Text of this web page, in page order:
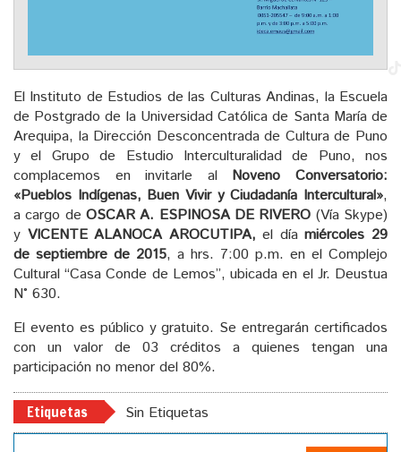
El Instituto de Estudios de las Culturas Andinas, la Escuela
de Postgrado de la Universidad Católica de Santa María de
Arequipa, la Dirección Desconcentrada de Cultura de Puno
y el Grupo de Estudio Interculturalidad de Puno, nos
complacemos en invitarle al Noveno Conversatorio:
«Pueblos Indígenas, Buen Vivir y Ciudadanía Intercultural»,
a cargo de OSCAR A. ESPINOSA DE RIVERO (Vía Skype)
y VICENTE ALANOCA AROCUTIPA, el díamiércoles 29
de septiembre de 2015, a hrs. 7:00 p.m. en el Complejo
Cultural “Casa Conde de Lemos”, ubicada en el Jr. Deustua
N° 630.
El evento es público y gratuito. Se entregarán certificados
con un valor de 03 créditos a quienes tengan una
participación no menor del 80%.
Etiquetas Sin Etiquetas